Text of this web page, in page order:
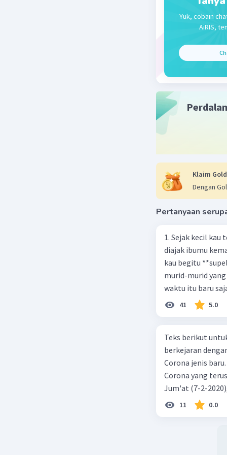
Tokoh
Bahasa
kecuali
B.
Yuk, cobain
AiRIS,
Klaim
Dengan
Pertanyaan
1. Sejak kecil
diajak ibumu
kau begitu
murid-murid yang
waktu itu baru
41 5.0
Teks berikut
berkejaran
Corona jenis
Corona yang
Jum'at (7-2-
akibat virus
yang terinfeksi
11 0.0